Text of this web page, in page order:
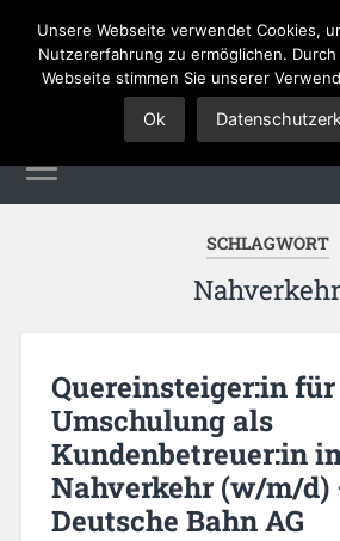
Tourismus
SCHLAGWORT
Nahverkehr
Quereinsteiger:in
Umschulung als
Kundenbetreuer:in
Nahverkehr (w/m/d)
Deutsche Bahn AG
Unsere Webseite verwendet Cookies,
Nutzererfahrung zu ermöglichen.
Webseite stimmen Sie unserer
Ok